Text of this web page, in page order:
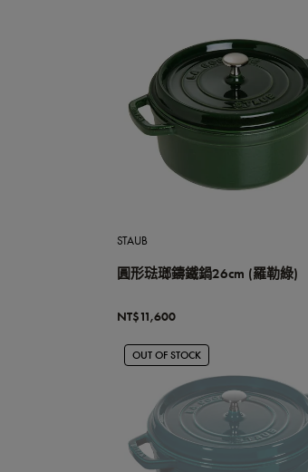
STAUB
圓形琺瑯鑄鐵鍋26cm (羅勒綠)
NT$11,600
OUT OF STOCK